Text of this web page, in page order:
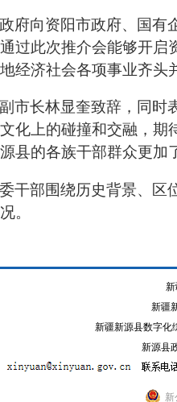
府向资阳市政府、国
过此次推介会能够开
经济社会各项事业齐头
市长林显奎致辞，同
化上的碰撞和交融，
县的各族干部群众更
干部围绕历史背景、
。
新疆
新疆新源县数字化
新源县
新